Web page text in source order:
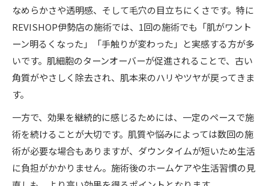
なめらかさや透明感、そして毛穴の目立ちにくさです。特に
REVISHOP伊勢店の施術では、1回の施術でも「肌がワント
ーン明るくなった」「手触りが変わった」と実感する方が多
いです。肌細胞のターンオーバーが促進されることで、古い
角質がやさしく除去され、肌本来のハリやツヤが戻ってきま
す。
一方で、効果を継続的に感じるためには、一定のペースで施
術を続けることが大切です。肌質や悩みによっては数回の施
術が必要な場合もありますが、ダウンタイムが短いため生活
に負担がかかりません。施術後のホームケアや生活習慣の見